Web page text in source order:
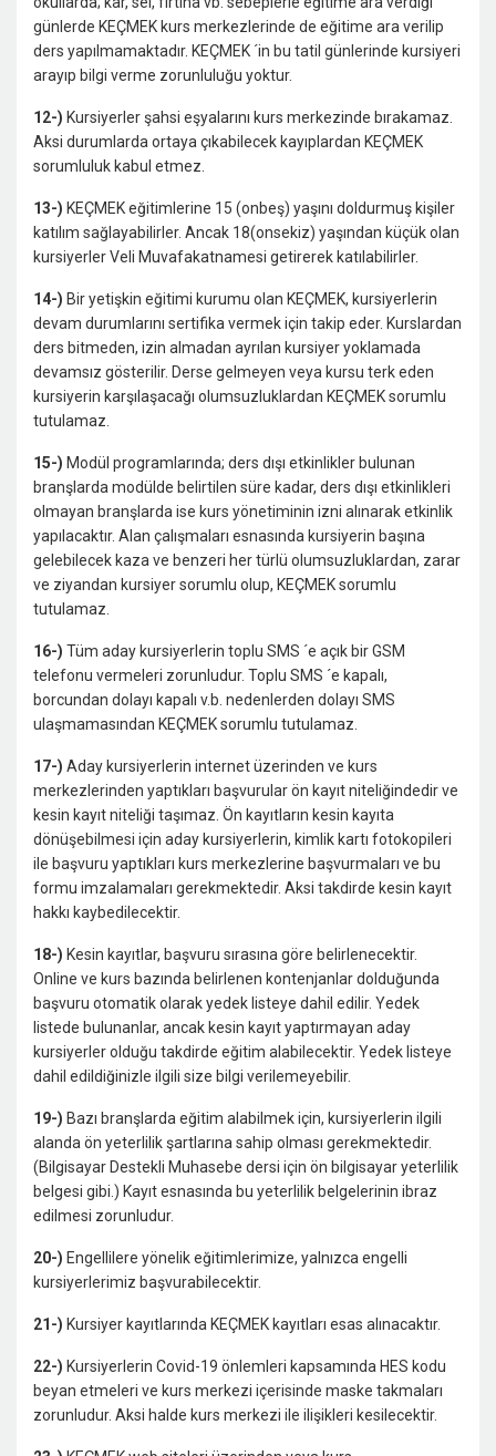
günlerde KEÇMEK kurs merkezlerinde de eğitime ara verilip
ders ya­pılmamaktadır. KEÇMEK ´in bu tatil günlerinde kursiyeri
ara­yıp bilgi verme zorunluluğu yoktur.
12-) Kursiyerler şahsi eşyalarını kurs merkezinde bırakamaz.
Aksi durumlarda ortaya çıkabilecek kayıplardan KEÇMEK
sorumluluk kabul etmez.
13-) KEÇMEK eğitimlerine 15 (onbeş) yaşını doldurmuş kişiler
katılım sağlayabilirler. Ancak 18(onsekiz) ya­şından küçük olan
kursiyerler Veli Muvafakatnamesi getirerek katılabilirler.
14-) Bir yetişkin eğitimi kurumu olan KEÇMEK, kursiyerlerin
devam durumlarını sertifika vermek için takip eder. Kurs­lardan
ders bitmeden, izin almadan ayrılan kursiyer yokla­mada
devamsız gösterilir. Derse gelmeyen veya kursu terk eden
kursiyerin karşılaşacağı olumsuzluklardan KEÇMEK sorumlu
tutulamaz.
15-) Modül programlarında; ders dışı etkinlikler bulunan
branşlarda modülde belirtilen süre kadar, ders dışı et­kinlikleri
olmayan branşlarda ise kurs yönetiminin izni alınarak etkinlik
yapılacaktır. Alan çalışmaları esnasında kursiyerin başına
gelebilecek kaza ve benzeri her türlü olumsuzluklardan, zarar
ve ziyandan kursiyer sorumlu olup, KEÇMEK sorumlu
tutulamaz.
16-) Tüm aday kursiyerlerin toplu SMS ´e açık bir GSM
telefonu vermeleri zorunludur. Toplu SMS ´e kapalı,
borcundan dolayı kapalı v.b. nedenlerden dolayı SMS
ulaşmamasından KEÇMEK sorumlu tutulamaz.
17-) Aday kursiyerlerin internet üzerinden ve kurs
merkezlerinden yaptıkları başvurular ön kayıt niteliğindedir ve
kesin kayıt niteliği taşımaz. Ön kayıtların kesin kayıta
dönüşebilmesi için aday kursiyerlerin, kimlik kartı fotokopileri
ile başvuru yaptıkları kurs merkezlerine başvurmaları ve bu
formu imzalamaları gerekmektedir. Aksi takdirde kesin kayıt
hakkı kaybedilecektir.
18-) Kesin kayıtlar, başvuru sırasına göre belirlenecektir.
Online ve kurs bazında belirlenen kontenjanlar dolduğunda
başvuru otomatik olarak yedek listeye dahil edilir. Yedek
listede bulunanlar, ancak kesin kayıt yaptırmayan aday
kursiyerler olduğu takdirde eğitim alabilecektir. Yedek listeye
dahil edildiğinizle ilgili size bilgi verilemeyebilir.
19-) Bazı branşlarda eğitim alabilmek için, kursiyerlerin ilgili
alanda ön yeterlilik şartlarına sahip olması gerekmektedir.
(Bilgisayar Destekli Muhasebe dersi için ön bilgisayar yeterlilik
belgesi gibi.) Kayıt esnasında bu yeterlilik belgelerinin ibraz
edilmesi zorunludur.
20-) Engellilere yönelik eğitimlerimize, yalnızca engelli
kursiyerlerimiz başvurabilecektir.
21-) Kursiyer kayıtlarında KEÇMEK kayıtları esas alınacaktır.
22-) Kursiyerlerin Covid-19 önlemleri kapsamında HES kodu
beyan etmeleri ve kurs merkezi içerisinde maske takmaları
zorunludur. Aksi halde kurs merkezi ile ilişikleri kesilecektir.